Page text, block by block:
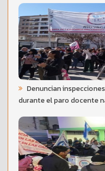
Denuncian
durante el paro docente